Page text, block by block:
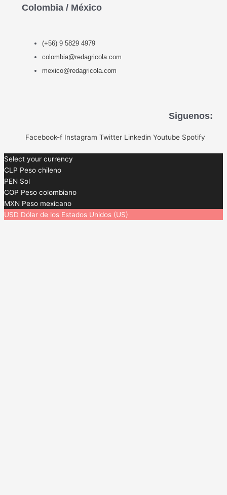
Colombia / México
(+56) 9 5829 4979
colombia@redagricola.com
mexico@redagricola.com
Siguenos:
Facebook-f Instagram Twitter Linkedin Youtube Spotify
Select your currency
CLP Peso chileno
PEN Sol
COP Peso colombiano
MXN Peso mexicano
USD Dólar de los Estados Unidos (US)